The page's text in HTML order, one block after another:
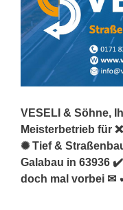
VESELI & Söhne,
Meisterbetrieb für
✺ Tief &
Galabau in 63936
doch mal vorbei ✉